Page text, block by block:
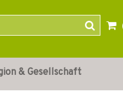
& Gesellschaft